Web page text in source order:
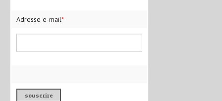
Adresse e-mail*